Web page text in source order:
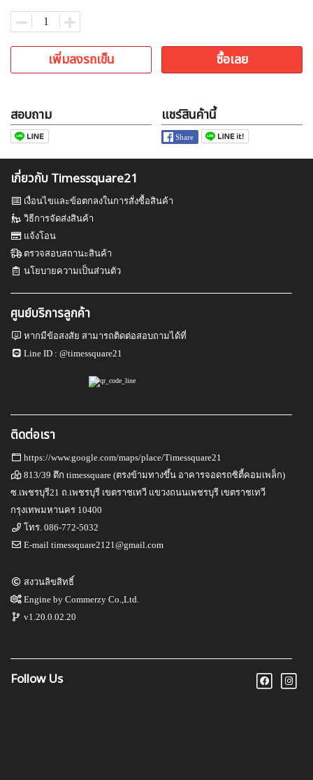
เพิ่มลงรถเข็น ซื้อเลย
สอบถาม แชร์สินค้านี้
เกี่ยวกับ Timessquare21
เงื่อนไขและข้อตกลงในการสั่งซื้อสินค้า
วิธีการจัดส่งสินค้า
แจ้งโอน
ตรวจสอบสถานะสินค้า
นโยบายความเป็นส่วนตัว
ศูนย์บริการลูกค้า
หากมีข้อสงสัย สามารถติดต่อสอบถามได้ที่
Line ID :@timessquare21
ติดต่อเรา
https://www.google.com/maps/place/Timessquare21
813/39 ตึก timessquare (ตรงข้ามทางขึ้น อาคารจอดรถซิตี้คอมเพล็ก)
ซ.เพชรบุรี21 ถ.เพชรบุรี เขตราชเทวี แขวงถนนเพชรบุรี เขตราชเทวี
กรุงเทพมหานคร 10400
โทร.086-772-5032
E-mailtimessquare2121@gmail.com
สงวนลิขสิทธิ์
Engine byCommerzy Co.,Ltd.
v1.20.0.02.20
Follow Us